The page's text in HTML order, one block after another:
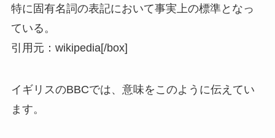
特に固有名詞の表記において事実上の標準となっ
ている。
引用元：wikipedia[/box]
イギリスのBBCでは、意味をこのように伝えてい
ます。